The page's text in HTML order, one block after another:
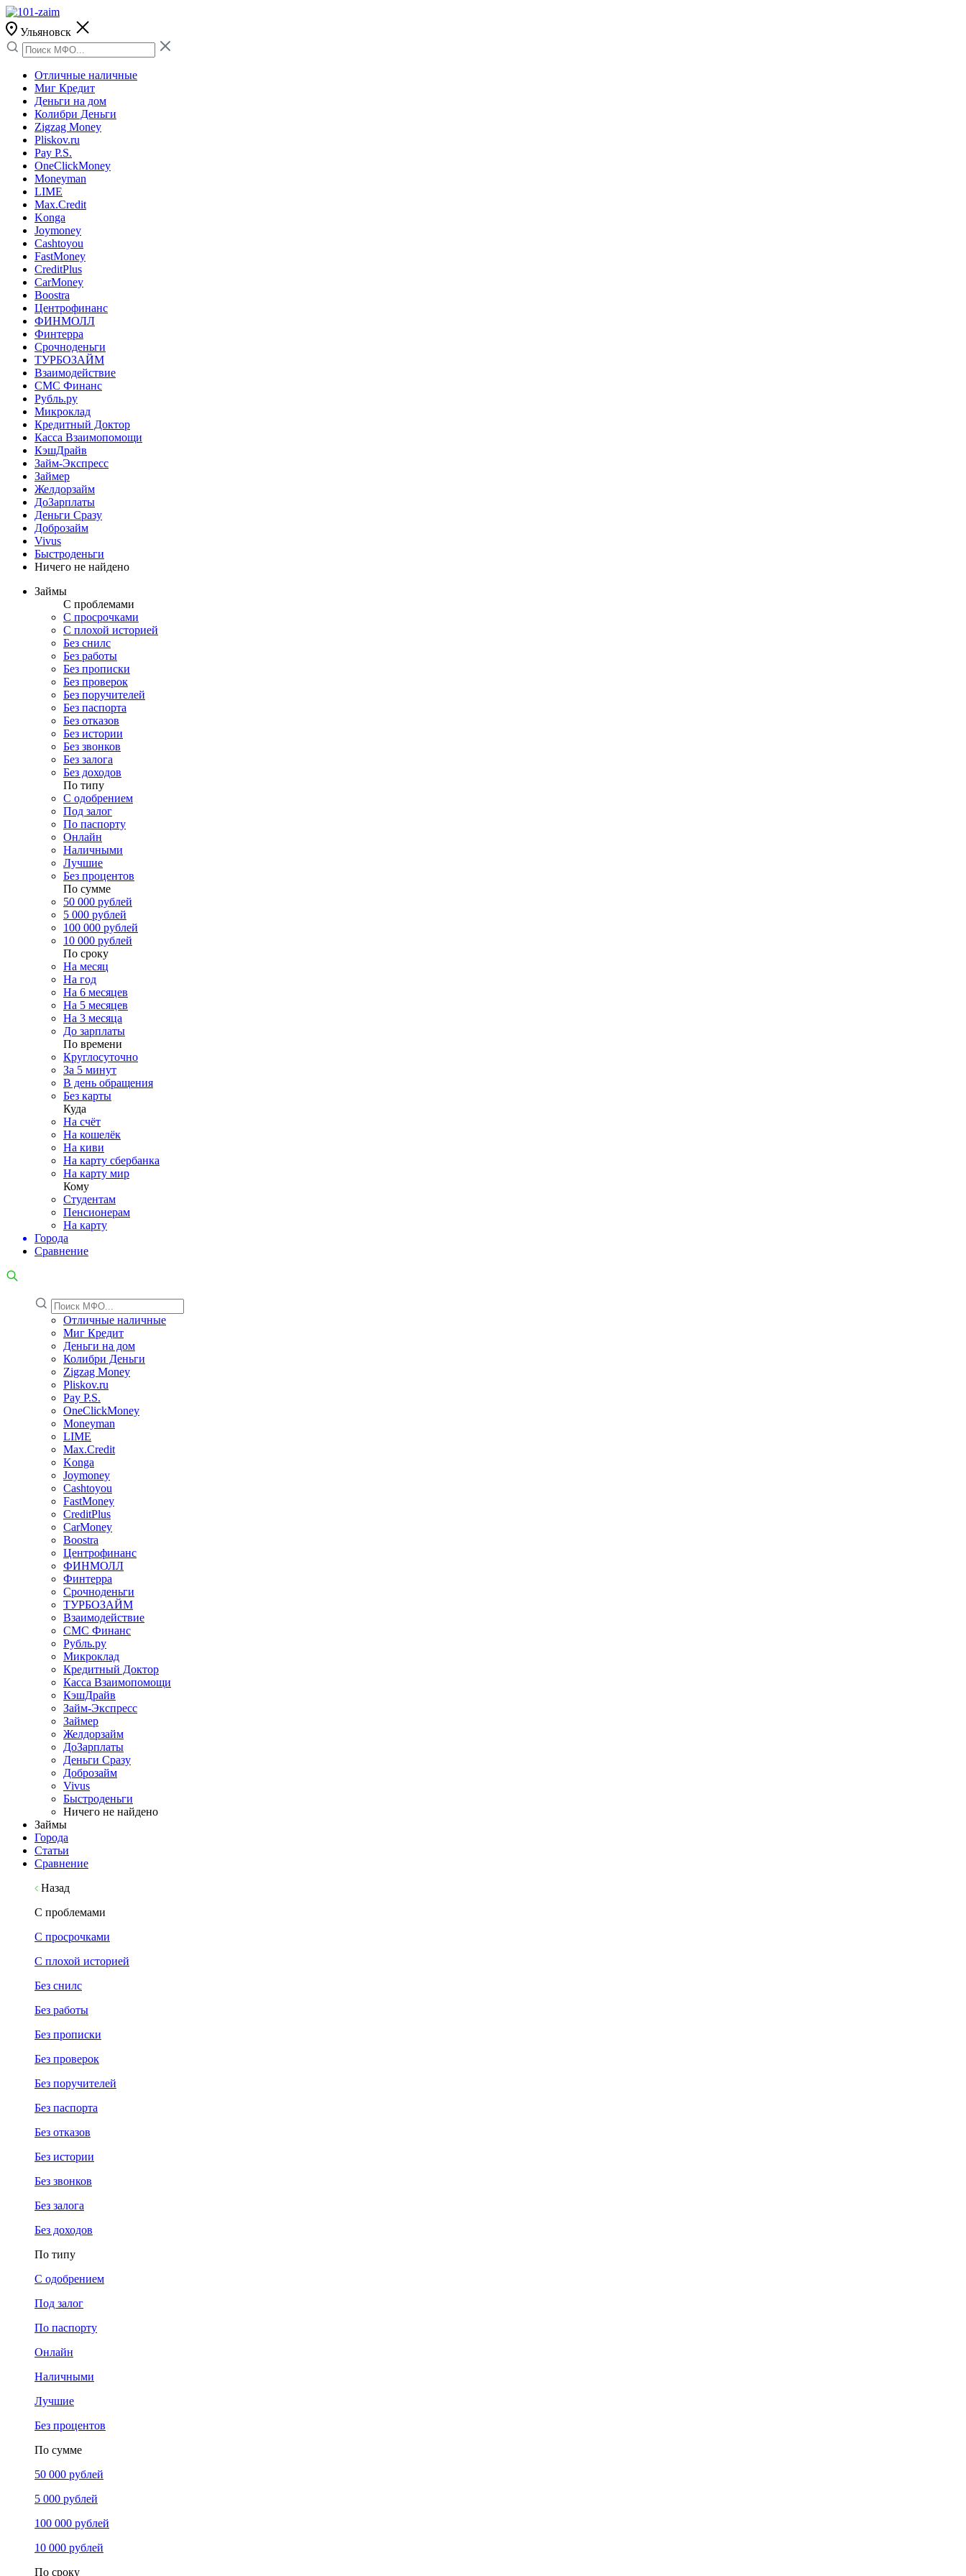
Ульяновск
Отличные наличные
Миг Кредит
Деньги на дом
Колибри Деньги
Zigzag Money
Pliskov.ru
Pay P.S.
OneClickMoney
Moneyman
LIME
Max.Credit
Konga
Joymoney
Cashtoyou
FastMoney
CreditPlus
CarMoney
Boostra
Центрофинанс
ФИНМОЛЛ
Финтерра
Срочноденьги
ТУРБОЗАЙМ
Взаимодействие
СМС Финанс
Рубль.ру
Микроклад
Кредитный Доктор
Касса Взаимопомощи
КэшДрайв
Займ-Экспресс
Займер
Желдорзайм
ДоЗарплаты
Деньги Сразу
Доброзайм
Vivus
Быстроденьги
Ничего не найдено
Займы
С проблемами
С просрочками
С плохой историей
Без снилс
Без работы
Без прописки
Без проверок
Без поручителей
Без паспорта
Без отказов
Без истории
Без звонков
Без залога
Без доходов
По типу
С одобрением
Под залог
По паспорту
Онлайн
Наличными
Лучшие
Без процентов
По сумме
50 000 рублей
5 000 рублей
100 000 рублей
10 000 рублей
По сроку
На месяц
На год
На 6 месяцев
На 5 месяцев
На 3 месяца
До зарплаты
По времени
Круглосуточно
За 5 минут
В день обращения
Без карты
Куда
На счёт
На кошелёк
На киви
На карту сбербанка
На карту мир
Кому
Студентам
Пенсионерам
На карту
Города
Сравнение
Отличные наличные
Миг Кредит
Деньги на дом
Колибри Деньги
Zigzag Money
Pliskov.ru
Pay P.S.
OneClickMoney
Moneyman
LIME
Max.Credit
Konga
Joymoney
Cashtoyou
FastMoney
CreditPlus
CarMoney
Boostra
Центрофинанс
ФИНМОЛЛ
Финтерра
Срочноденьги
ТУРБОЗАЙМ
Взаимодействие
СМС Финанс
Рубль.ру
Микроклад
Кредитный Доктор
Касса Взаимопомощи
КэшДрайв
Займ-Экспресс
Займер
Желдорзайм
ДоЗарплаты
Деньги Сразу
Доброзайм
Vivus
Быстроденьги
Ничего не найдено
Займы
Города
Статьи
Сравнение
Назад
С проблемами
С просрочками
С плохой историей
Без снилс
Без работы
Без прописки
Без проверок
Без поручителей
Без паспорта
Без отказов
Без истории
Без звонков
Без залога
Без доходов
По типу
С одобрением
Под залог
По паспорту
Онлайн
Наличными
Лучшие
Без процентов
По сумме
50 000 рублей
5 000 рублей
100 000 рублей
10 000 рублей
По сроку